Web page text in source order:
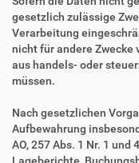
gesetzlich zulässige
Verarbeitung
nicht für andere Zwecke
aus handels- oder
müssen.
Nach gesetzlichen
Aufbewahrung
AO, 257 Abs. 1 Nr. 1 und